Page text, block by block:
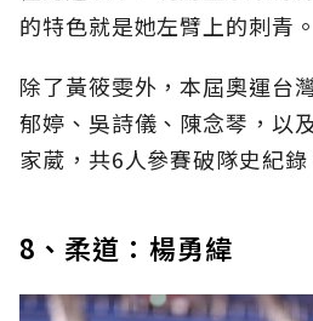
的特色就是她左臂上的刺青。
除了黃筱雯外，本屆奧運台
郁婷、吳詩儀、陳念琴，以
家葳，共6人參賽破隊史紀錄
8、柔道：楊勇緯